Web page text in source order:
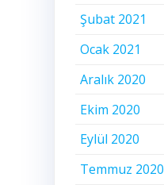
Şubat 2021
Ocak 2021
Aralık 2020
Ekim 2020
Eylül 2020
Temmuz 2020